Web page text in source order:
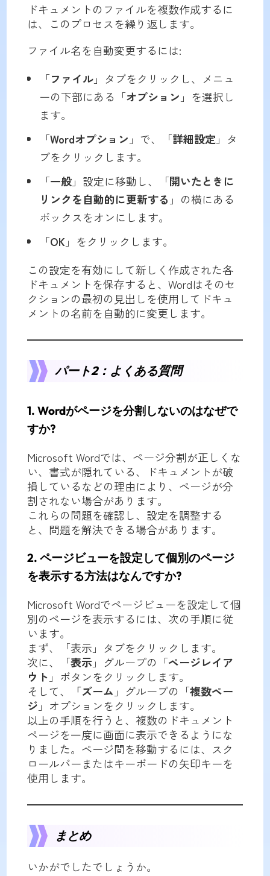
ドキュメントのファイルを複数作成するに
は、このプロセスを繰り返します。
ファイル名を自動変更するには:
「ファイル」タブをクリックし、メニュ
ーの下部にある「オプション 」を選択し
ます。
「Wordオプション 」で、「詳細設定 」タ
ブをクリックします。
「一般」設定に移動し、「開いたときに
リンクを自動的に更新する 」の横にある
ボックスをオンにします。
「OK 」をクリックします。
この設定を有効にして新しく作成された各
ドキュメントを保存すると、Wordはそのセ
クションの最初の見出しを使用してドキュ
メントの名前を自動的に変更します。
パート2：よくある質問
1. Wordがページを分割しないのはなぜで
すか?
Microsoft Wordでは、ページ分割が正しくな
い、書式が隠れている、ドキュメントが破
損しているなどの理由により、ページが分
割されない場合があります。
これらの問題を確認し、設定を調整する
と、問題を解決できる場合があります。
2. ページビューを設定して個別のページ
を表示する方法はなんですか?
Microsoft Wordでページビューを設定して個
別のページを表示するには、次の手順に従
います。
まず、「表示」タブをクリックします。
次に、「表示 」グループの「ページレイア
ウト 」ボタンをクリックします。
そして、
「ズーム 」グループの「複数ペー
ジ 」オプションをクリックします。
以上の手順を行うと、複数のドキュメント
ページを一度に画面に表示できるようにな
りました。ページ間を移動するには、スク
ロールバーまたはキーボードの矢印キーを
使用します。
まとめ
いかがでしたでしょうか。